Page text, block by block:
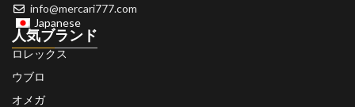
info@mercari777.com
Japanese
人気ブランド
ロレックス
ウブロ
オメガ